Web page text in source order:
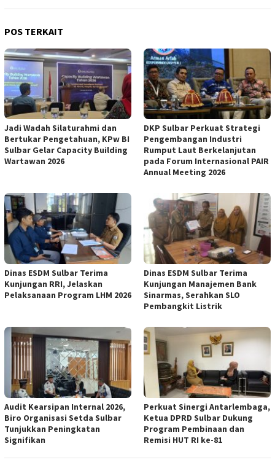
POS TERKAIT
Jadi Wadah Silaturahmi dan
Bertukar Pengetahuan, KPw BI
Sulbar Gelar Capacity Building
Wartawan 2026
DKP Sulbar Perkuat Strategi
Pengembangan Industri
Rumput Laut Berkelanjutan
pada Forum Internasional PAIR
Annual Meeting 2026
Dinas ESDM Sulbar Terima
Kunjungan RRI, Jelaskan
Pelaksanaan Program LHM 2026
Dinas ESDM Sulbar Terima
Kunjungan Manajemen Bank
Sinarmas, Serahkan SLO
Pembangkit Listrik
Audit Kearsipan Internal 2026,
Biro Organisasi Setda Sulbar
Tunjukkan Peningkatan
Signifikan
Perkuat Sinergi Antarlembaga,
Ketua DPRD Sulbar Dukung
Program Pembinaan dan
Remisi HUT RI ke-81